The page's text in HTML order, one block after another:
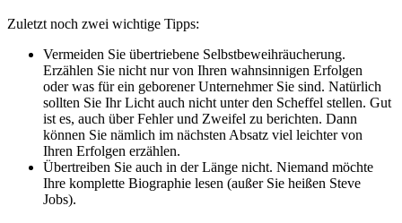
Zuletzt noch zwei wichtige Tipps:
Vermeiden Sie übertriebene Selbstbeweihräucherung.
Erzählen Sie nicht nur von Ihren wahnsinnigen Erfolgen
oder was für ein geborener Unternehmer Sie sind. Natürlich
sollten Sie Ihr Licht auch nicht unter den Scheffel stellen. Gut
ist es, auch über Fehler und Zweifel zu berichten. Dann
können Sie nämlich im nächsten Absatz viel leichter von
Ihren Erfolgen erzählen.
Übertreiben Sie auch in der Länge nicht. Niemand möchte
Ihre komplette Biographie lesen (außer Sie heißen Steve
Jobs).